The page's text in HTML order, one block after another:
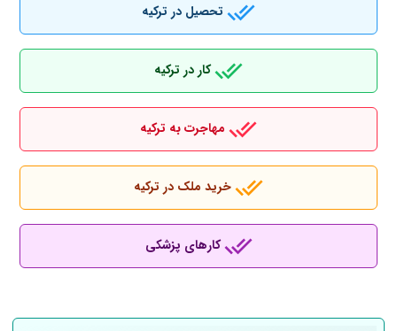
تحصیل در ترکیه
کار در ترکیه
مهاجرت به ترکیه
خرید ملک در ترکیه
کارهای پزشکی